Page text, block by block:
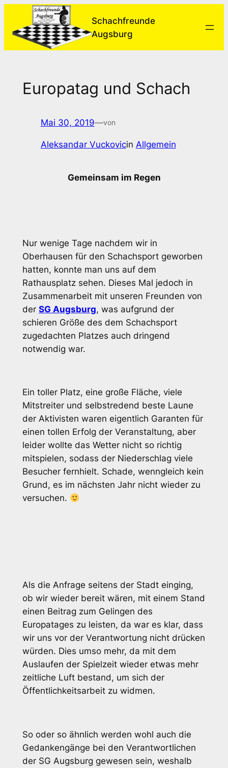
springen
Schachfreunde
Augsburg
Europatag und Schach
Mai 30, 2019—von
Aleksandar Vuckovicin Allgemein
Gemeinsam im Regen
Nur wenige Tage nachdem wir in
Oberhausen für den Schachsport geworben
hatten, konnte man uns auf dem
Rathausplatz sehen. Dieses Mal jedoch in
Zusammenarbeit mit unseren Freunden von
der SG Augsburg, was aufgrund der
schieren Größe des dem Schachsport
zugedachten Platzes auch dringend
notwendig war.
Ein toller Platz, eine große Fläche, viele
Mitstreiter und selbstredend beste Laune
der Aktivisten waren eigentlich Garanten für
einen tollen Erfolg der Veranstaltung, aber
leider wollte das Wetter nicht so richtig
mitspielen, sodass der Niederschlag viele
Besucher fernhielt. Schade, wenngleich kein
Grund, es im nächsten Jahr nicht wieder zu
versuchen.
Als die Anfrage seitens der Stadt einging,
ob wir wieder bereit wären, mit einem Stand
einen Beitrag zum Gelingen des
Europatages zu leisten, da war es klar, dass
wir uns vor der Verantwortung nicht drücken
würden. Dies umso mehr, da mit dem
Auslaufen der Spielzeit wieder etwas mehr
zeitliche Luft bestand, um sich der
Öffentlichkeitsarbeit zu widmen.
So oder so ähnlich werden wohl auch die
Gedankengänge bei den Verantwortlichen
der SG Augsburg gewesen sein, weshalb